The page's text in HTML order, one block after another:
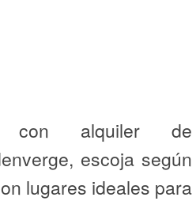
con alquiler de
escoja según
lugares ideales para